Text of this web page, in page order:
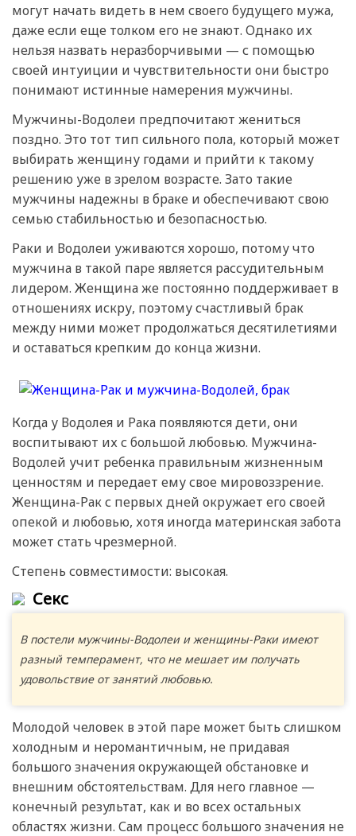
могут начать видеть в нем своего будущего мужа,
даже если еще толком его не знают. Однако их
нельзя назвать неразборчивыми — с помощью
своей интуиции и чувствительности они быстро
понимают истинные намерения мужчины.
Мужчины-Водолеи предпочитают жениться
поздно. Это тот тип сильного пола, который может
выбирать женщину годами и прийти к такому
решению уже в зрелом возрасте. Зато такие
мужчины надежны в браке и обеспечивают свою
семью стабильностью и безопасностью.
Раки и Водолеи уживаются хорошо, потому что
мужчина в такой паре является рассудительным
лидером. Женщина же постоянно поддерживает в
отношениях искру, поэтому счастливый брак
между ними может продолжаться десятилетиями
и оставаться крепким до конца жизни.
Когда у Водолея и Рака появляются дети, они
воспитывают их с большой любовью. Мужчина-
Водолей учит ребенка правильным жизненным
ценностям и передает ему свое мировоззрение.
Женщина-Рак с первых дней окружает его своей
опекой и любовью, хотя иногда материнская забота
может стать чрезмерной.
Степень совместимости: высокая.
Секс
В постели мужчины-Водолеи и женщины-Раки имеют
разный темперамент, что не мешает им получать
удовольствие от занятий любовью.
Молодой человек в этой паре может быть слишком
холодным и неромантичным, не придавая
большого значения окружающей обстановке и
внешним обстоятельствам. Для него главное —
конечный результат, как и во всех остальных
областях жизни. Сам процесс большого значения не